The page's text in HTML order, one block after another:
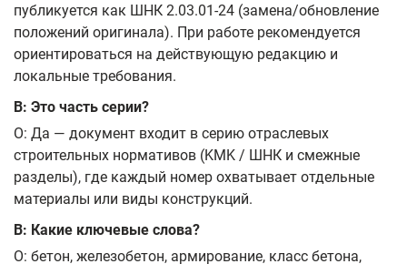
публикуется как ШНК 2.03.01-24 (замена/обновление
положений оригинала). При работе рекомендуется
ориентироваться на действующую редакцию и
локальные требования.
В: Это часть серии?
О: Да — документ входит в серию отраслевых
строительных нормативов (KMK / ШНК и смежные
разделы), где каждый номер охватывает отдельные
материалы или виды конструкций.
В: Какие ключевые слова?
О: бетон, железобетон, армирование, класс бетона,